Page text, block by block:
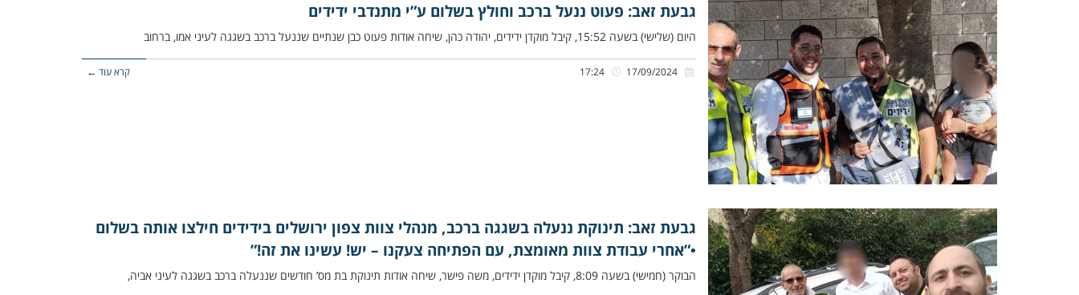
גבעת זאב: פעוט ננעל ברכב וחולץ בשלום ע”י מתנדבי ידידים
היום (שלישי) בשעה 15:52, קיבל מוקדן ידידים, יהודה כהן, שיחה אודות פעוט כבן שנתיים שננעל ברכב בשגגה לעיני אמו, ברחוב
קרא עוד ←
גבעת זאב: תינוקת ננעלה בשגגה ברכב, מנהלי צוות צפון ירושלים בידידים חילצו אותה בשלום
•”אחרי עבודת צוות מאומצת, עם הפתיחה צעקנו – יש! עשינו את זה!”
הבוקר (חמישי) בשעה 8:09, קיבל מוקדן ידידים, משה פישר, שיחה אודות תינוקת בת מס’ חודשים שננעלה ברכב בשגגה לעיני אביה,